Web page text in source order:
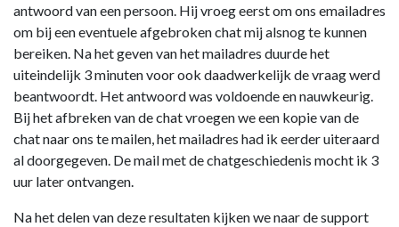
antwoord van een persoon. Hij vroeg eerst om ons emailadres
om bij een eventuele afgebroken chat mij alsnog te kunnen
bereiken. Na het geven van het mailadres duurde het
uiteindelijk 3 minuten voor ook daadwerkelijk de vraag werd
beantwoordt. Het antwoord was voldoende en nauwkeurig.
Bij het afbreken van de chat vroegen we een kopie van de
chat naar ons te mailen, het mailadres had ik eerder uiteraard
al doorgegeven. De mail met de chatgeschiedenis mocht ik 3
uur later ontvangen.
Na het delen van deze resultaten kijken we naar de support